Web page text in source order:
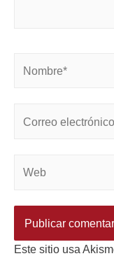
Este sitio usa